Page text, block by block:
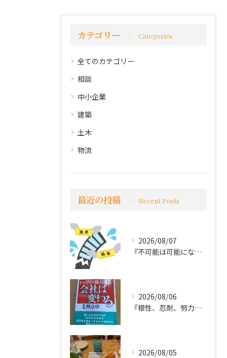
カテゴリー Categories
全てのカテゴリー
相談
中小企業
建築
土木
物流
最近の投稿 Recent Posts
2026/08/07
『不可能は可能になる』
2026/08/06
『根性、忍耐、努力という言葉は死語なのか』
2026/08/05